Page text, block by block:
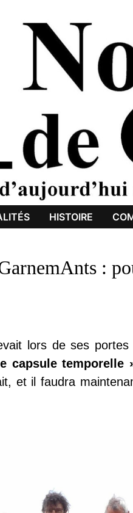
HISTOIRE
:
lors de ses
capsule temporelle
et il faudra